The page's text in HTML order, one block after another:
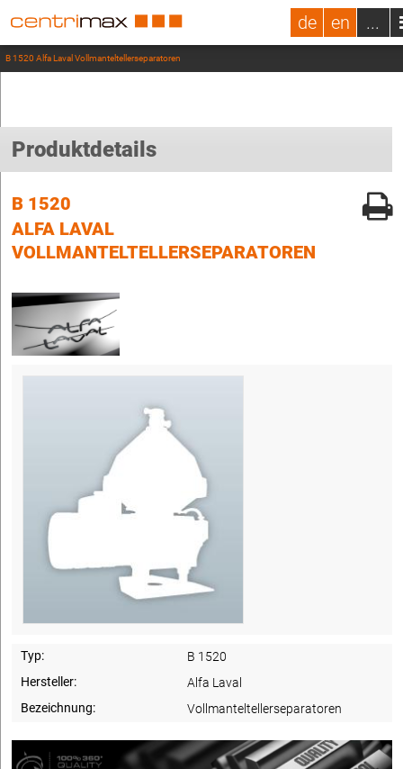
de en ...
B 1520 Alfa Laval Vollmanteltellerseparatoren
Produktdetails
B 1520
ALFA LAVAL
VOLLMANTELTELLERSEPARATOREN
Typ:
B 1520
Hersteller:
Alfa Laval
Bezeichnung:
Vollmanteltellerseparatoren